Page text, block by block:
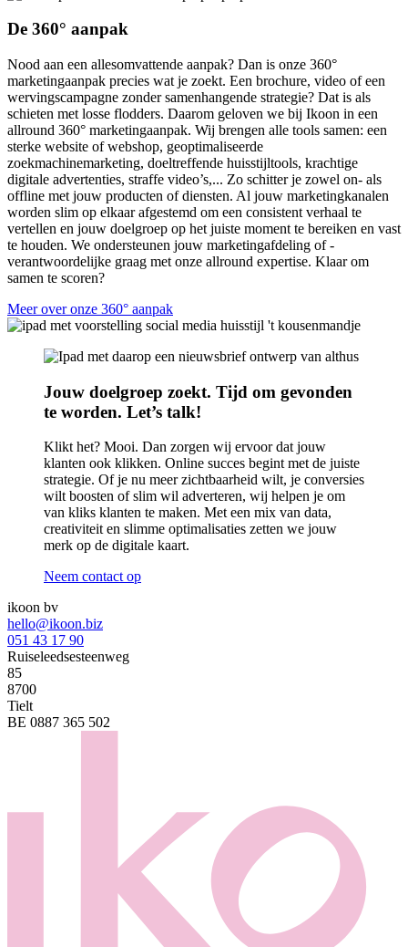
De 360° aanpak
Nood aan een allesomvattende aanpak? Dan is onze 360°
marketingaanpak precies wat je zoekt. Een brochure, video of een
wervingscampagne zonder samenhangende strategie? Dat is als
schieten met losse flodders. Daarom geloven we bij Ikoon in een
allround 360° marketingaanpak. Wij brengen alle tools samen: een
sterke website of webshop, geoptimaliseerde
zoekmachinemarketing, doeltreffende huisstijltools, krachtige
digitale advertenties, straffe video’s,... Zo schitter je zowel on- als
offline met jouw producten of diensten. Al jouw marketingkanalen
worden slim op elkaar afgestemd om een consistent verhaal te
vertellen en jouw doelgroep op het juiste moment te bereiken en vast
te houden. We ondersteunen jouw marketingafdeling of -
verantwoordelijke graag met onze allround expertise. Klaar om
samen te scoren?
Meer over onze 360° aanpak
Jouw doelgroep zoekt. Tijd om gevonden
te worden. Let’s talk!
Klikt het? Mooi. Dan zorgen wij ervoor dat jouw
klanten ook klikken. Online succes begint met de juiste
strategie. Of je nu meer zichtbaarheid wilt, je conversies
wilt boosten of slim wil adverteren, wij helpen je om
van kliks klanten te maken. Met een mix van data,
creativiteit en slimme optimalisaties zetten we jouw
merk op de digitale kaart.
Neem contact op
ikoon bv
hello@ikoon.biz
051 43 17 90
Ruiseleedsesteenweg
85
8700
Tielt
BE 0887 365 502